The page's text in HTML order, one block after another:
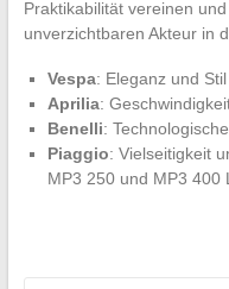
Praktikabilität vereinen
unverzichtbaren Akteur in
Vespa: Eleganz und
Aprilia:
Benelli:
Piaggio: Vielseitigkeit
MP3 250 und MP3 400